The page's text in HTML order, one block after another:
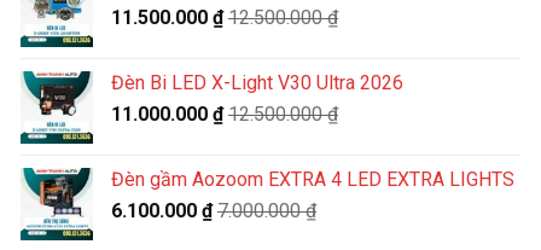
11.500.000 ₫ 12.500.000₫
Đèn Bi LED X-Light V30 Ultra 2026
11.000.000 ₫ 12.500.000₫
Đèn gầm Aozoom EXTRA 4 LED EXTRA LIGHTS
6.100.000 ₫ 7.000.000₫